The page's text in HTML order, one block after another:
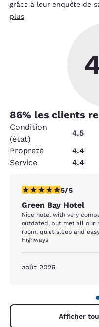
grâce à leur enquête de
plus
86% les clients
Condition
(état)
4.5
Propreté
4.4
Service
4.4
5 étoiles. Exceptionnel. 1
5/5
Green Bay Hotel
Nice hotel with very competive
outdated, but met all our
room, quiet sleep and
Highways
août 2026
Afficher